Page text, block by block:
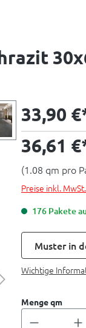
33,90
36,61
(1.08 qm pro
Preise inkl.
176 Pakete
Muster in
Wichtige
Menge qm